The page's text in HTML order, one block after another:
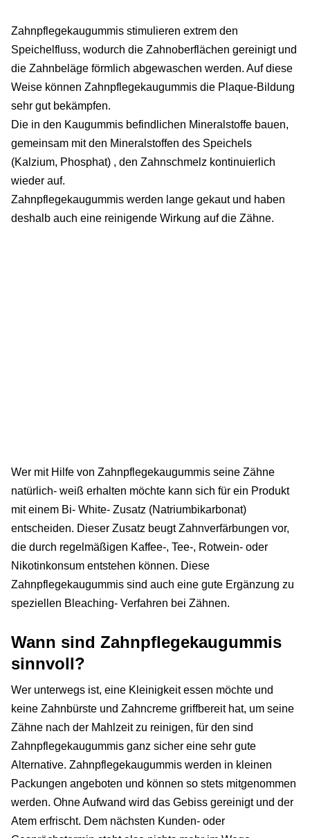
Zahnpflegekaugummis stimulieren extrem den
Speichelfluss, wodurch die Zahnoberflächen gereinigt und
die Zahnbeläge förmlich abgewaschen werden. Auf diese
Weise können Zahnpflegekaugummis die Plaque-Bildung
sehr gut bekämpfen.
Die in den Kaugummis befindlichen Mineralstoffe bauen,
gemeinsam mit den Mineralstoffen des Speichels
(Kalzium, Phosphat) , den Zahnschmelz kontinuierlich
wieder auf.
Zahnpflegekaugummis werden lange gekaut und haben
deshalb auch eine reinigende Wirkung auf die Zähne.
Wer mit Hilfe von Zahnpflegekaugummis seine Zähne
natürlich- weiß erhalten möchte kann sich für ein Produkt
mit einem Bi- White- Zusatz (Natriumbikarbonat)
entscheiden. Dieser Zusatz beugt Zahnverfärbungen vor,
die durch regelmäßigen Kaffee-, Tee-, Rotwein- oder
Nikotinkonsum entstehen können. Diese
Zahnpflegekaugummis sind auch eine gute Ergänzung zu
speziellen Bleaching- Verfahren bei Zähnen.
Wann sind Zahnpflegekaugummis
sinnvoll?
Wer unterwegs ist, eine Kleinigkeit essen möchte und
keine Zahnbürste und Zahncreme griffbereit hat, um seine
Zähne nach der Mahlzeit zu reinigen, für den sind
Zahnpflegekaugummis ganz sicher eine sehr gute
Alternative. Zahnpflegekaugummis werden in kleinen
Packungen angeboten und können so stets mitgenommen
werden. Ohne Aufwand wird das Gebiss gereinigt und der
Atem erfrischt. Dem nächsten Kunden- oder